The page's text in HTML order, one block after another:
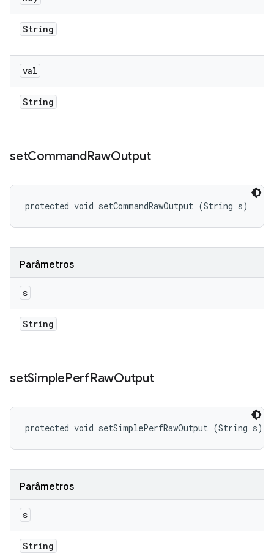
String
val
String
setCommandRawOutput
protected void setCommandRawOutput (String s)
Parâmetros
s
String
setSimplePerfRawOutput
protected void setSimplePerfRawOutput (String s)
Parâmetros
s
String